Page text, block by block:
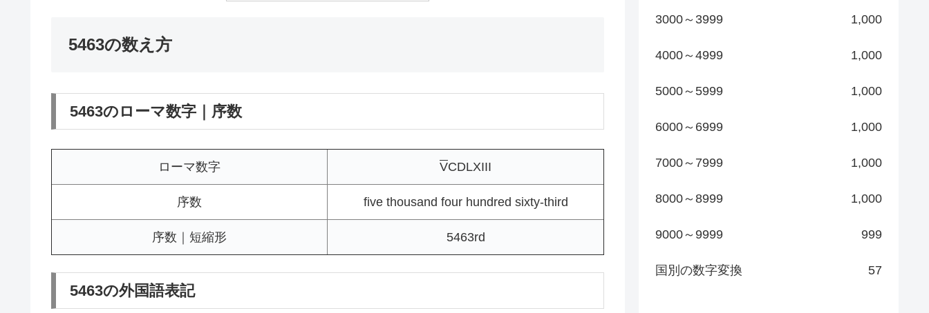
5463の数え方
5463のローマ数字｜序数
ローマ数字 VCDLXIII
序数 five thousand four hundred sixty-third
序数｜短縮形 5463rd
5463の外国語表記
3000～3999 1,000
4000～4999 1,000
5000～5999 1,000
6000～6999 1,000
7000～7999 1,000
8000～8999 1,000
9000～9999 999
国別の数字変換 57